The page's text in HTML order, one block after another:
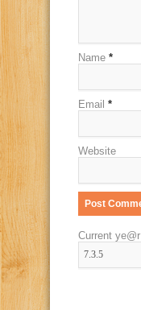
Name *
Email *
Website
Current ye@r